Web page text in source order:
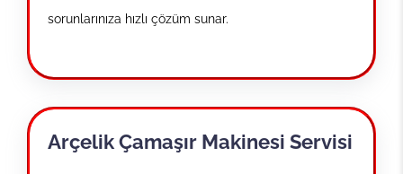
sorunlarınıza hızlı çözüm sunar.
Arçelik Çamaşır Makinesi Servisi